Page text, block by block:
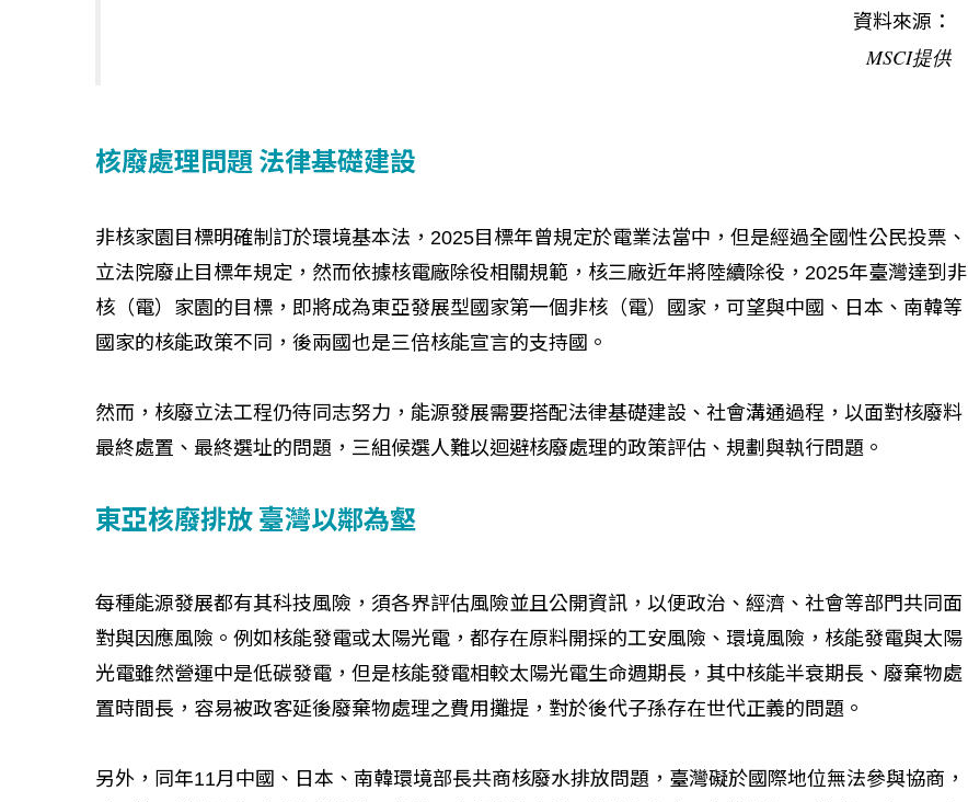
資料來源：
MSCI提供
核廢處理問題 法律基礎建設
非核家園目標明確制訂於環境基本法，2025目標年曾規定於電業法當中，但是經過全國性公民投票、
立法院廢止目標年規定，然而依據核電廠除役相關規範，核三廠近年將陸續除役，2025年臺灣達到非
核（電）家園的目標，即將成為東亞發展型國家第一個非核（電）國家，可望與中國、日本、南韓等
國家的核能政策不同，後兩國也是三倍核能宣言的支持國。
然而，核廢立法工程仍待同志努力，能源發展需要搭配法律基礎建設、社會溝通過程，以面對核廢料
最終處置、最終選址的問題，三組候選人難以迴避核廢處理的政策評估、規劃與執行問題。
東亞核廢排放 臺灣以鄰為壑
每種能源發展都有其科技風險，須各界評估風險並且公開資訊，以便政治、經濟、社會等部門共同面
對與因應風險。例如核能發電或太陽光電，都存在原料開採的工安風險、環境風險，核能發電與太陽
光電雖然營運中是低碳發電，但是核能發電相較太陽光電生命週期長，其中核能半衰期長、廢棄物處
置時間長，容易被政客延後廢棄物處理之費用攤提，對於後代子孫存在世代正義的問題。
另外，同年11月中國、日本、南韓環境部長共商核廢水排放問題，臺灣礙於國際地位無法參與協商，
工改變病患命運的真實故事
社工如何改變生命的故事